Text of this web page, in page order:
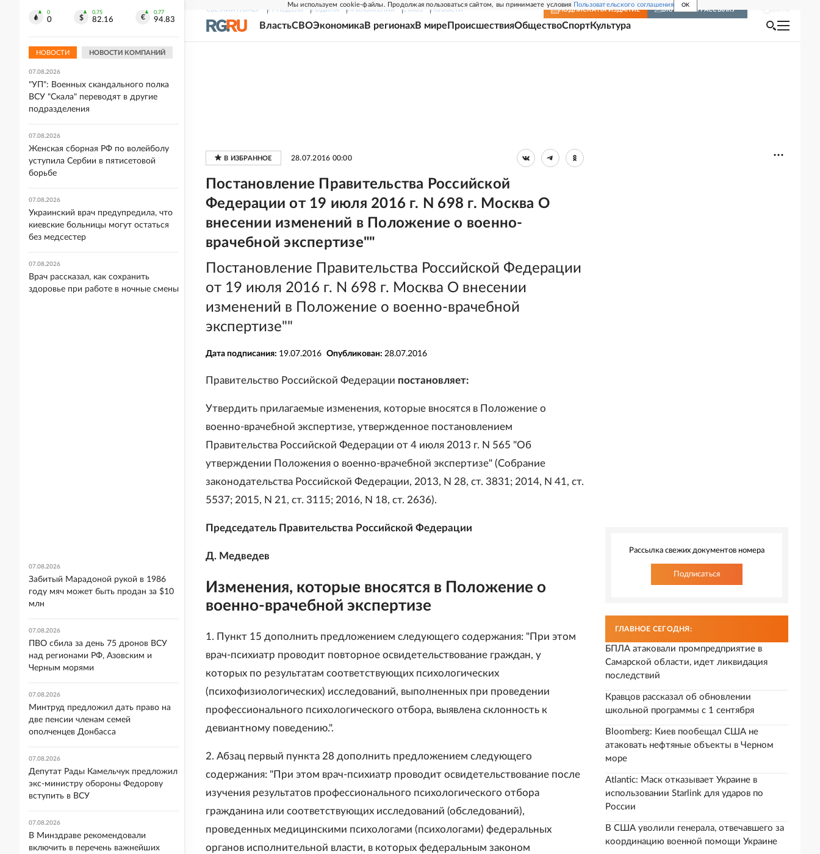
Мы используем cookie-файлы. Продолжая пользоваться сайтом, вы принимаете условия Пользовательского соглашения OK
СВЕЖИЙ НОМЕР РГ-НЕДЕЛЯ РОДИНА ПРИЛОЖЕНИЯ СОЮЗ НОВОСТИ ПОДПИСКА НА ИЗДАНИЕ ВКЛЮЧИТЬ РАССЫЛКУ
ВластьСВОЭкономикаВ регионахВ мире ПроисшествияОбществоСпортКультура
28.07.2016 00:00
Постановление Правительства Российской
Федерации от 19 июля 2016 г. N 698 г. Москва О
внесении изменений в Положение о военно-
врачебной экспертизе""
Постановление Правительства Российской Федерации
от 19 июля 2016 г. N 698 г. Москва О внесении
изменений в Положение о военно-врачебной
экспертизе""
Дата подписания: 19.07.2016 Опубликован: 28.07.2016
Правительство Российской Федерации постановляет:
Утвердить прилагаемые изменения, которые вносятся в Положение о
военно-врачебной экспертизе, утвержденное постановлением
Правительства Российской Федерации от 4 июля 2013 г. N 565 "Об
утверждении Положения о военно-врачебной экспертизе" (Собрание
законодательства Российской Федерации, 2013, N 28, ст. 3831; 2014, N 41, ст.
5537; 2015, N 21, ст. 3115; 2016, N 18, ст. 2636).
Председатель Правительства Российской Федерации
Д. Медведев
Изменения, которые вносятся в Положение о
военно-врачебной экспертизе
1. Пункт 15 дополнить предложением следующего содержания: "При этом
врач-психиатр проводит повторное освидетельствование граждан, у
которых по результатам соответствующих психологических
(психофизиологических) исследований, выполненных при проведении
профессионального психологического отбора, выявлена склонность к
девиантному поведению.".
2. Абзац первый пункта 28 дополнить предложением следующего
содержания: "При этом врач-психиатр проводит освидетельствование после
изучения результатов профессионального психологического отбора
гражданина или соответствующих исследований (обследований),
проведенных медицинскими психологами (психологами) федеральных
органов исполнительной власти, в которых федеральным законом
Рассылка свежих документов номера
Подписаться
ГЛАВНОЕ СЕГОДНЯ:
БПЛА атаковали промпредприятие в
Самарской области, идет ликвидация
последствий
Кравцов рассказал об обновлении
школьной программы с 1 сентября
Bloomberg: Киев пообещал США не
атаковать нефтяные объекты в Черном
море
Atlantic: Маск отказывает Украине в
использовании Starlink для ударов по
России
В США уволили генерала, отвечавшего за
координацию военной помощи Украине
0
0
0.75
82.16
0.77
94.83
НОВОСТИ НОВОСТИ КОМПАНИЙ
Столбики термометров в Москве в
отметку
07.08.2026
"УП": Военных скандального полка
ВСУ "Скала" переводят в другие
подразделения
07.08.2026
Женская сборная РФ по волейболу
уступила Сербии в пятисетовой
борьбе
07.08.2026
Украинский врач предупредила, что
киевские больницы могут остаться
без медсестер
07.08.2026
Врач рассказал, как сохранить
здоровье при работе в ночные смены
07.08.2026
Забитый Марадоной рукой в 1986
году мяч может быть продан за $10
млн
07.08.2026
ПВО сбила за день 75 дронов ВСУ
над регионами РФ, Азовским и
Черным морями
07.08.2026
Минтруд предложил дать право на
две пенсии членам семей
ополченцев Донбасса
07.08.2026
Депутат Рады Камельчук предложил
экс-министру обороны Федорову
вступить в ВСУ
07.08.2026
В Минздраве рекомендовали
включить в перечень важнейших